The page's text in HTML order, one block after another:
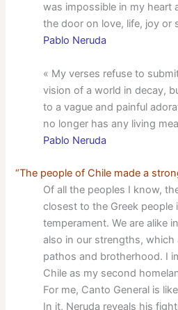
was impossible in my heart
the door on love, life, joy or
Pablo Neruda
« My verses refuse to
vision of a world in decay,
to a vague and painful
no longer has any living
Pablo Neruda
“The people of Chile made a
Of all the peoples I know,
closest to the Greek people
temperament. We are alike
also in our strengths, which
pathos and brotherhood. I
Chile as my second
For me, Canto General is
In it, Neruda reveals his